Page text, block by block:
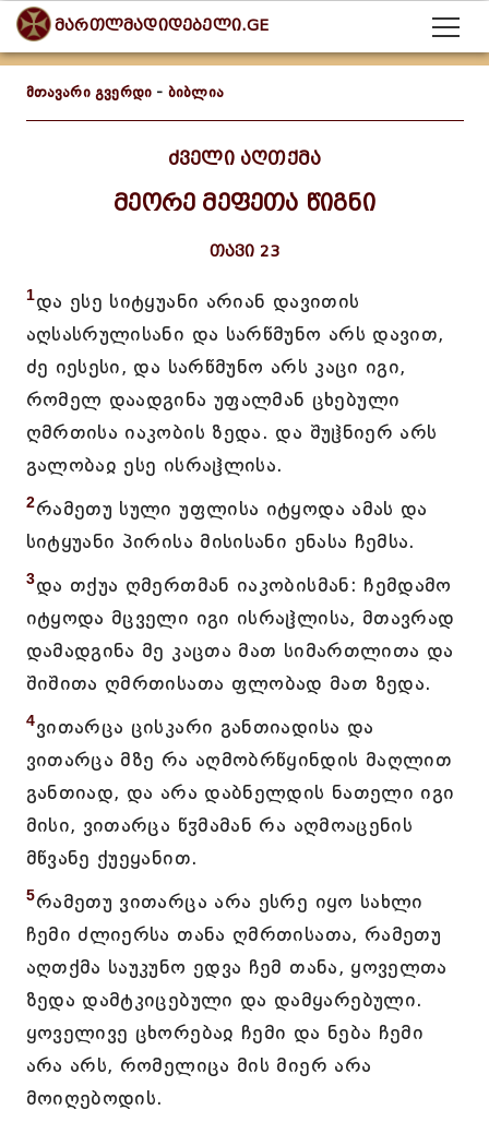
მართლმადიდებელი.GE
მთავარი გვერდი - ბიბლია
ძველი აღთქმა
მეორე მეფეთა წიგნი
თავი 23
1და ესე სიტყუანი არიან დავითის
აღსასრულისანი და სარწმუნო არს დავით,
ძე იესესი, და სარწმუნო არს კაცი იგი,
რომელ დაადგინა უფალმან ცხებული
ღმრთისა იაკობის ზედა. და შუჱნიერ არს
გალობაჲ ესე ისრაჱლისა.
2რამეთუ სული უფლისა იტყოდა ამას და
სიტყუანი პირისა მისისანი ენასა ჩემსა.
3და თქუა ღმერთმან იაკობისმან: ჩემდამო
იტყოდა მცველი იგი ისრაჱლისა, მთავრად
დამადგინა მე კაცთა მათ სიმართლითა და
შიშითა ღმრთისათა ფლობად მათ ზედა.
4ვითარცა ცისკარი განთიადისა და
ვითარცა მზე რა აღმობრწყინდის მაღლით
განთიად, და არა დაბნელდის ნათელი იგი
მისი, ვითარცა წჳმამან რა აღმოაცენის
მწვანე ქუეყანით.
5რამეთუ ვითარცა არა ესრე იყო სახლი
ჩემი ძლიერსა თანა ღმრთისათა, რამეთუ
აღთქმა საუკუნო ედვა ჩემ თანა, ყოველთა
ზედა დამტკიცებული და დამყარებული.
ყოველივე ცხორებაჲ ჩემი და ნება ჩემი
არა არს, რომელიცა მის მიერ არა
მოიღებოდის.